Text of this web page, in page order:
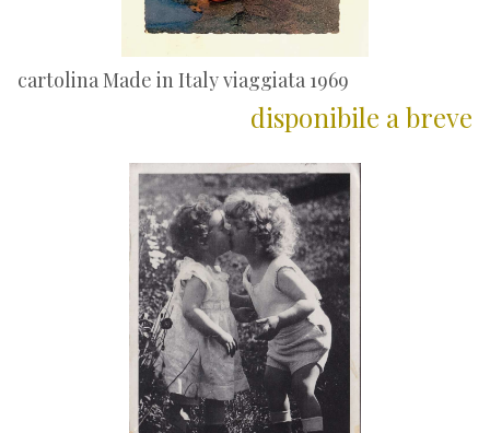
cartolina Made in Italy viaggiata 1969
disponibile a breve